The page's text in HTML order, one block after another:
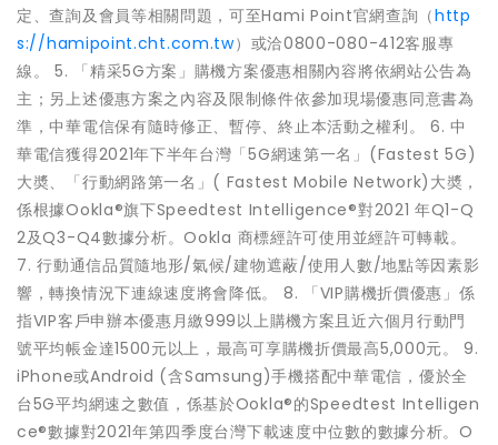
定、查詢及會員等相關問題，可至Hami Point官網查詢（http
s://hamipoint.cht.com.tw）或洽0800-080-412客服專
線。 5. 「精采5G方案」購機方案優惠相關內容將依網站公告為
主；另上述優惠方案之內容及限制條件依參加現場優惠同意書為
準，中華電信保有隨時修正、暫停、終止本活動之權利。 6. 中
華電信獲得2021年下半年台灣「5G網速第一名」(Fastest 5G)
大奬、「行動網路第一名」( Fastest Mobile Network)大奬，
係根據Ookla®旗下Speedtest Intelligence®對2021 年Q1-Q
2及Q3-Q4數據分析。Ookla 商標經許可使用並經許可轉載。
7. 行動通信品質隨地形/氣候/建物遮蔽/使用人數/地點等因素影
響，轉換情況下連線速度將會降低。 8. 「VIP購機折價優惠」係
指VIP客戶申辦本優惠月繳999以上購機方案且近六個月行動門
號平均帳金達1500元以上，最高可享購機折價最高5,000元。 9.
iPhone或Android (含Samsung)手機搭配中華電信，優於全
台5G平均網速之數值，係基於Ookla®的Speedtest Intelligen
ce®數據對2021年第四季度台灣下載速度中位數的數據分析。O